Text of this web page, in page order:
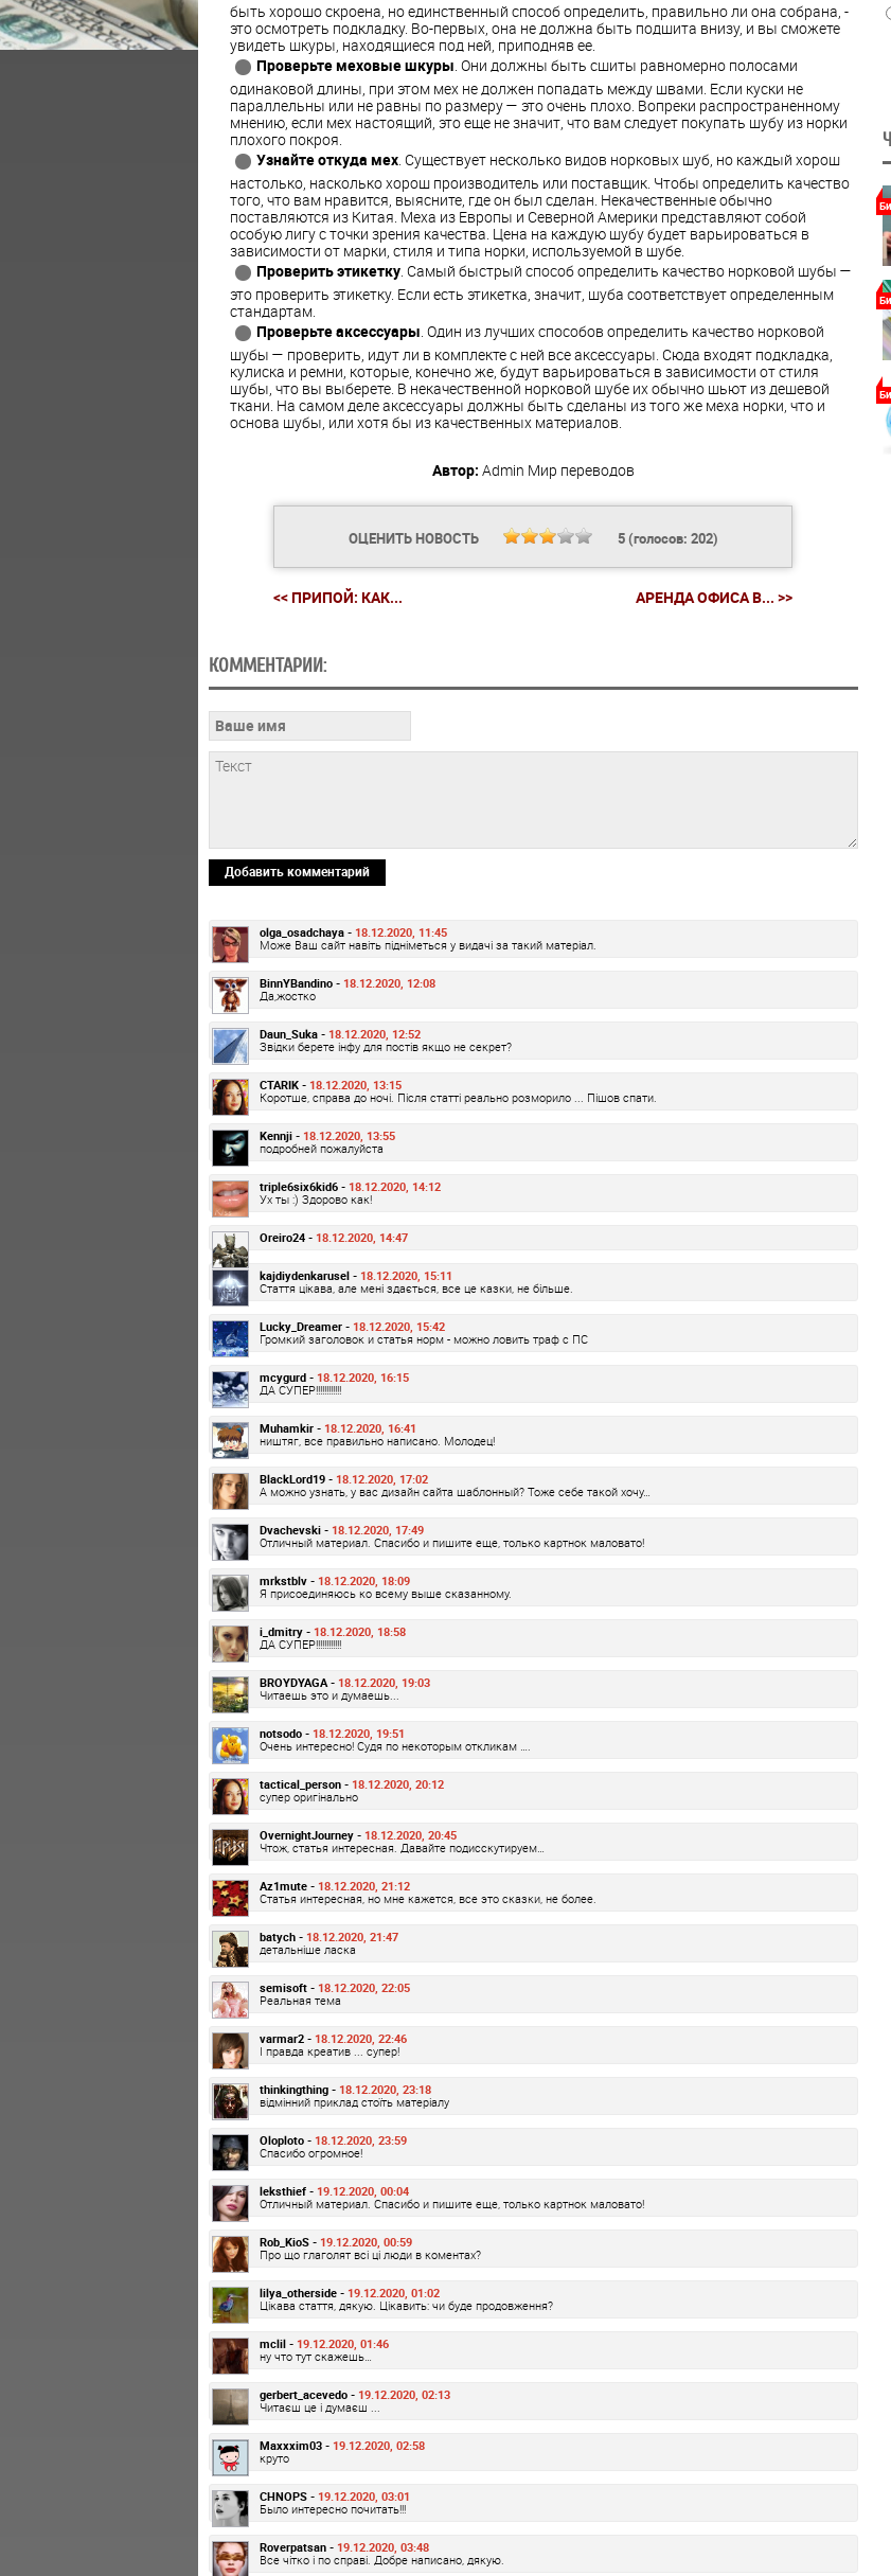
быть хорошо скроена, но единственный способ определить, правильно ли она собрана, -
это осмотреть подкладку. Во-первых, она не должна быть подшита внизу, и вы сможете
увидеть шкуры, находящиеся под ней, приподняв ее.
Проверьте меховые шкуры. Они должны быть сшиты равномерно полосами
одинаковой длины, при этом мех не должен попадать между швами. Если куски не
параллельны или не равны по размеру — это очень плохо. Вопреки распространенному
мнению, если мех настоящий, это еще не значит, что вам следует покупать шубу из норки
плохого покроя.
Узнайте откуда мех. Существует несколько видов норковых шуб, но каждый хорош
настолько, насколько хорош производитель или поставщик. Чтобы определить качество
того, что вам нравится, выясните, где он был сделан. Некачественные обычно
поставляются из Китая. Меха из Европы и Северной Америки представляют собой
особую лигу с точки зрения качества. Цена на каждую шубу будет варьироваться в
зависимости от марки, стиля и типа норки, используемой в шубе.
Проверить этикетку. Самый быстрый способ определить качество норковой шубы —
это проверить этикетку. Если есть этикетка, значит, шуба соответствует определенным
стандартам.
Проверьте аксессуары. Один из лучших способов определить качество норковой
шубы — проверить, идут ли в комплекте с ней все аксессуары. Сюда входят подкладка,
кулиска и ремни, которые, конечно же, будут варьироваться в зависимости от стиля
шубы, что вы выберете. В некачественной норковой шубе их обычно шьют из дешевой
ткани. На самом деле аксессуары должны быть сделаны из того же меха норки, что и
основа шубы, или хотя бы из качественных материалов.
Автор: Admin Мир переводов
ОЦЕНИТЬ НОВОСТЬ 5(голосов: 202)
<< ПРИПОЙ: КАК... АРЕНДА ОФИСА В... >>
КОММЕНТАРИИ:
Добавить комментарий
olga_osadchaya - 18.12.2020, 11:45
Може Ваш сайт навіть підніметься у видачі за такий матеріал.
BinnYBandino - 18.12.2020, 12:08
Да,жостко
Daun_Suka - 18.12.2020, 12:52
Звідки берете інфу для постів якщо не секрет?
CTARIK - 18.12.2020, 13:15
Коротше, справа до ночі. Після статті реально розморило ... Пішов спати.
Kennji - 18.12.2020, 13:55
подробней пожалуйста
triple6six6kid6 - 18.12.2020, 14:12
Ух ты :) Здорово как!
Oreiro24 - 18.12.2020, 14:47
kajdiydenkarusel - 18.12.2020, 15:11
Стаття цікава, але мені здається, все це казки, не більше.
Lucky_Dreamer - 18.12.2020, 15:42
Громкий заголовок и статья норм - можно ловить траф с ПС
mcygurd - 18.12.2020, 16:15
ДА СУПЕР!!!!!!!!!!!!
Muhamkir - 18.12.2020, 16:41
ништяг, все правильно написано. Молодец!
BlackLord19 - 18.12.2020, 17:02
А можно узнать, у вас дизайн сайта шаблонный? Тоже себе такой хочу…
Dvachevski - 18.12.2020, 17:49
Отличный материал. Спасибо и пишите еще, только картнок маловато!
mrkstblv - 18.12.2020, 18:09
Я присоединяюсь ко всему выше сказанному.
i_dmitry - 18.12.2020, 18:58
ДА СУПЕР!!!!!!!!!!!!
BROYDYAGA - 18.12.2020, 19:03
Читаешь это и думаешь...
notsodo - 18.12.2020, 19:51
Очень интересно! Судя по некоторым откликам ….
tactical_person - 18.12.2020, 20:12
супер оригінально
OvernightJourney - 18.12.2020, 20:45
Чтож, статья интересная. Давайте подисскутируем…
Az1mute - 18.12.2020, 21:12
Статья интересная, но мне кажется, все это сказки, не более.
batych - 18.12.2020, 21:47
детальніше ласка
semisoft - 18.12.2020, 22:05
Реальная тема
varmar2 - 18.12.2020, 22:46
І правда креатив ... супер!
thinkingthing - 18.12.2020, 23:18
відмінний приклад стоїть матеріалу
Oloploto - 18.12.2020, 23:59
Спасибо огромное!
leksthief - 19.12.2020, 00:04
Отличный материал. Спасибо и пишите еще, только картнок маловато!
Rob_KioS - 19.12.2020, 00:59
Про що глаголят всі ці люди в коментах?
lilya_otherside - 19.12.2020, 01:02
Цікава стаття, дякую. Цікавить: чи буде продовження?
mclil - 19.12.2020, 01:46
ну что тут скажешь…
gerbert_acevedo - 19.12.2020, 02:13
Читаєш це і думаєш ...
Maxxxim03 - 19.12.2020, 02:58
круто
CHNOPS - 19.12.2020, 03:01
Было интересно почитать!!!
Roverpatsan - 19.12.2020, 03:48
Все чітко і по справі. Добре написано, дякую.